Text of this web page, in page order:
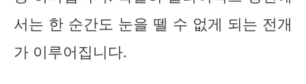
서는 한 순간도 눈을 뗄 수 없게 되는 전개
가 이루어집니다.